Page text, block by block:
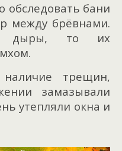
обследовать бани
между брёвнами.
дыры, то их
трещин,
замазывали
утепляли окна и